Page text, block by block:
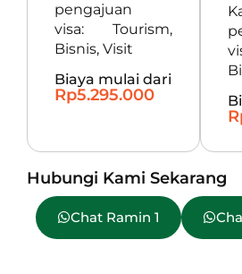
pengajuan
visa: Tourism,
Bisnis, Visit
Biaya mulai dari
Rp5.295.000
Hubungi Kami Sekarang
Chat Ramin 1